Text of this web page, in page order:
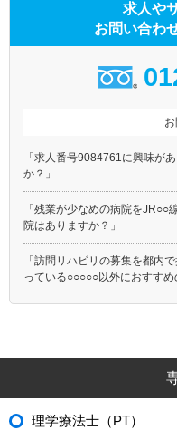
求人や
お問い合わ
「求人番号9084761に興味が
か？」
「残業が少なめの病院を
院はありますか？」
「訪問リハビリの募集を都内
っている○○○○○以外におすすめ
理学療法士（PT）